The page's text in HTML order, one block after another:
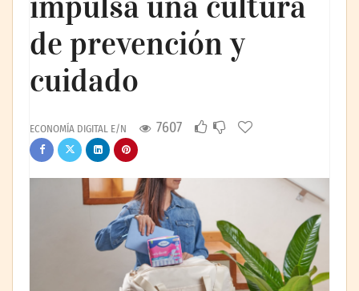
de prevención y
cuidado
ECONOMÍA DIGITAL E/N 7607